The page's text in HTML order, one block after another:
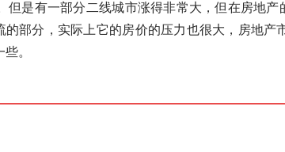
但是有一部分二线城市涨得非常大，但在房地产
的部分，实际上它的房价的压力也很大，房地产
。